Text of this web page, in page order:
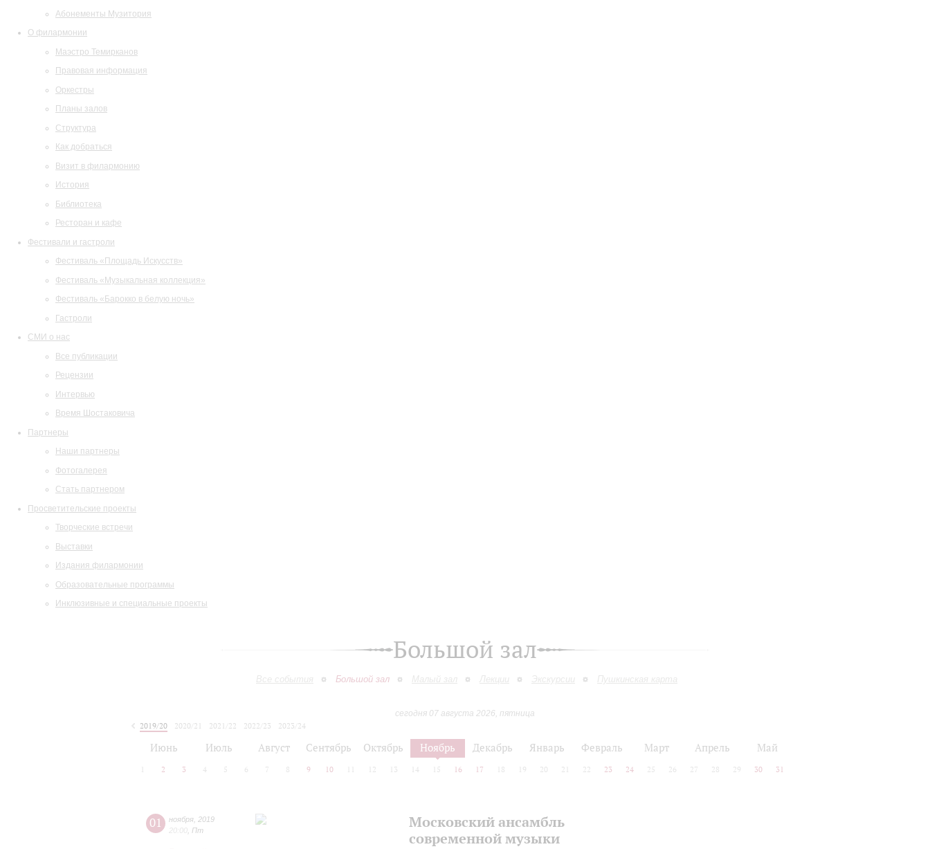
Абонементы Музитория
О филармонии
Маэстро Темирканов
Правовая информация
Оркестры
Планы залов
Структура
Как добраться
Визит в филармонию
История
Библиотека
Ресторан и кафе
Фестивали и гастроли
Фестиваль «Площадь Искусств»
Фестиваль «Музыкальная коллекция»
Фестиваль «Барокко в белую ночь»
Гастроли
СМИ о нас
Все публикации
Рецензии
Интервью
Время Шостаковича
Партнеры
Наши партнеры
Фотогалерея
Стать партнером
Просветительские проекты
Творческие встречи
Выставки
Издания филармонии
Образовательные программы
Инклюзивные и специальные проекты
Большой зал
Все события Большой зал Малый зал Лекции Экскурсии Пушкинская карта
сегодня 07 августа 2026, пятница
2019/20
2020/21 2021/22 2022/23
2023/24
Июнь Июль Август Сентябрь Октябрь Ноябрь Декабрь Январь Февраль Март Апрель Май
2 3 4 5 6 7 8 9 10 12 13 14 15 16 17 18 19 20 21 22 23 24 25 26 27 28 29 30 31
01 ноября 2019
20:00 Пт
Московский ансамбль
современной музыки